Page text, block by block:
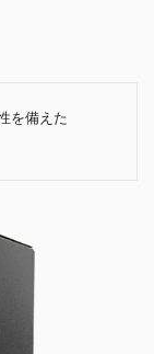
を備えた